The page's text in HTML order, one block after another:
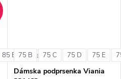
85 B + ďalšie
75 B 75 C 75 D 75 E
Dámska podprsenka Viania